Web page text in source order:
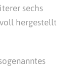
sechs
hergestellt